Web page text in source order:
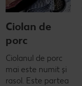
Ciolan de
porc
Ciolanul de porc
mai este numit și
rasol. Este partea